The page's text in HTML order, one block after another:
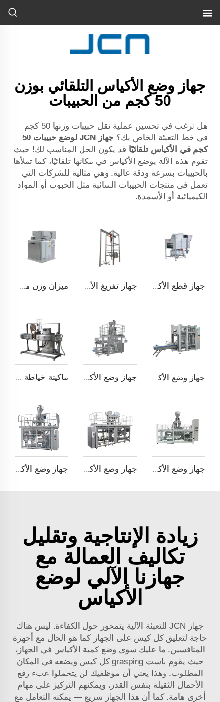
جهاز وضع الأكياس التلقائي بوزن
50 كجم من الحبيبات
هل ترغب في تحسين عملية نقل حبيبات وزنها 50 كجم
في خط التعبئة الخاص بك؟
جهاز JCN لوضع حبيبات 50
كجم في الأكياس تلقائيًا قد يكون الحل المناسب لك! حيث
تقوم هذه الآلة بوضع الأكياس في مكانها تلقائيًا، كما تملأها
بالحبيبات بسرعة ودقة عالية. وهي مثالية للشركات التي
تعمل في منتجات الحبيبات السائبة مثل الحبوب أو المواد
الكيميائية أو الأسمدة.
جهاز قطع الأكياس تلقائيًا جهاز تفريغ الأكياس الضخمة ميزان وزن من نوع الشبكة
جهاز وضع الأكياس تلقائيًا JCN-G1-1A جهاز وضع الأكياس تلقائيًا بسرعة عالية JCN-G1-2G-1
جهاز وضع الأكياس تلقائيًا ذو محطتين JCN-G2-2A-S جهاز وضع الأكياس تلقائيًا ذو محطتين JCN-G2-2A-B جهاز وضع الأكياس تلقائيًا بسرعة عالية JCN-G1-2G-2
زيادة الإنتاجية وتقليل
تكاليف العمالة مع
جهازنا الآلي لوضع
الأكياس
جهاز JCN للتعبئة الآلية يتمحور حول الكفاءة. ليس هناك
حاجة لتعليق كل كيس على الجهاز كما هو الحال مع أجهزة
المنافسين. ما عليك سوى وضع كمية الأكياس في الجهاز،
حيث يقوم باست grasping كل كيس ويضعه في المكان
المطلوب. وهذا يعني أن موظفيك لن يتحملوا عبء رفع
الأحمال الثقيلة بنفس القدر، ويمكنهم التركيز على مهام
أخرى هامة. كما أن هذا الجهاز سريع — يمكنه التعامل مع